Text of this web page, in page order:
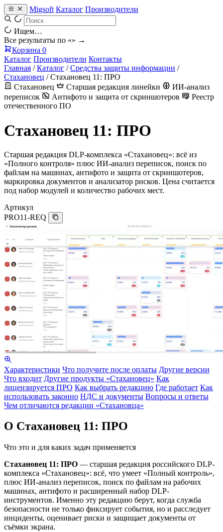
Migsoft Каталог Производители
Ищем…
Все результаты по «» →
Корзина 0
Каталог Производители Контакты
Главная / Каталог / Средства защиты информации /
Стахановец / Стахановец 11: ПРО
Стахановец
Старшая редакция линейки
ИИ-анализ
переписок
Антифото и защита от скриншотеров
Реестр
отечественного ПО
Стахановец 11: ПРО
Старшая редакция DLP-комплекса «Стахановец»: всё из
«Полного контроля» плюс ИИ-анализ переписок, поиск по
файлам на машинах, антифото и защита от скриншотеров,
маркировка документов и анализатор рисков. Цена считается
под набор модулей и количество рабочих мест.
Артикул
PRO11-REQ
Характеристики Что получите после оплаты Другие версии
Что входит Другие продукты «Стахановец» Как
лицензируется ПРО Как выбрать редакцию Где работает Как
использовать законно НДС и документы Вопросы и ответы
Чем отличаются редакции «Стахановца»
О Стахановец 11: ПРО
Что это и для каких задач применяется
Стахановец 11: ПРО — старшая редакция российского DLP-
комплекса «Стахановец»: всё, что умеет «Полный контроль»,
плюс ИИ-анализ переписок, поиск по файлам на рабочих
машинах, антифото и расширенный набор DLP-
инструментов. Именно эту редакцию берут, когда служба
безопасности не только фиксирует события, но и расследует
инциденты, оценивает риски и защищает документы от
съёмки экрана.